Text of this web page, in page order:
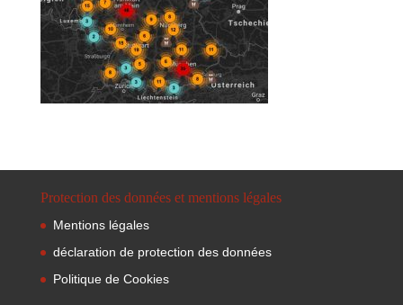
Protection des données et mentions légales
Mentions légales
déclaration de protection des données
Politique de Cookies